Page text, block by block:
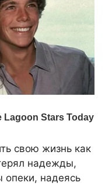
свою жизнь как
надежды,
опеки, надеясь